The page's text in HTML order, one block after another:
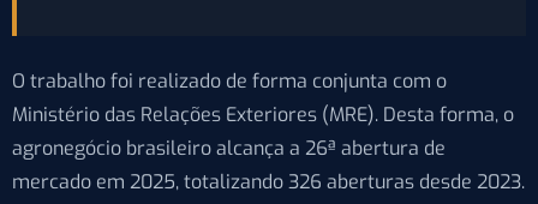
O trabalho foi realizado de forma conjunta com o
Ministério das Relações Exteriores (MRE). Desta forma, o
agronegócio brasileiro alcança a 26ª abertura de
mercado em 2025, totalizando 326 aberturas desde 2023.